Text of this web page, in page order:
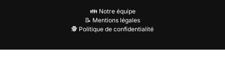
👪 Notre équipe
📝 Mentions légales
🕵️ Politique de confidentialité